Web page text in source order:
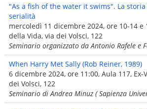
"As a fish of the water it swims". La
serialità
mercoledì 11 dicembre 2024, ore 10-14 e
della Vida, via dei Volsci, 122
Seminario organizzato da Antonio Rafele e
When Harry Met Sally (Rob Reiner, 1989)
6 dicembre 2024, ore 11:00, Aula 117, Ex-
dei Volsci, 122
Seminario di Andrea Minuz ( Sapienza